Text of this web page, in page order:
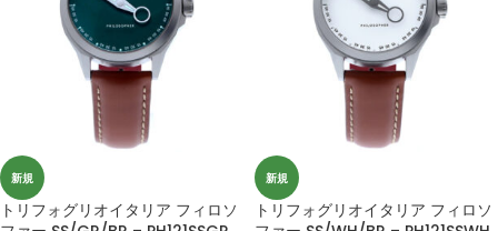
新規
トリフォグリオイタリア フィロソ
新規
トリフォグリオイタリア フィロソ